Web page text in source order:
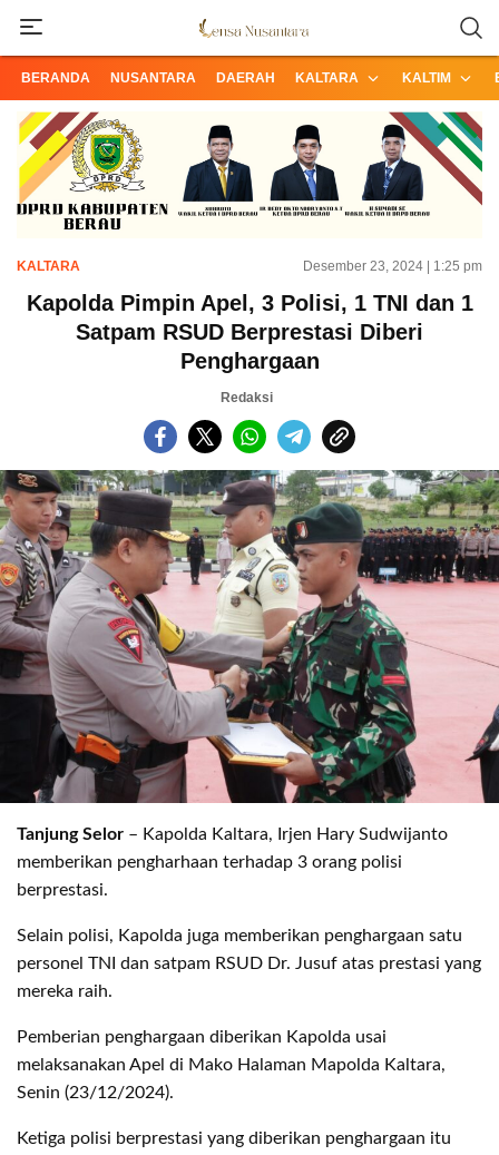
Lensa Nusantara
Informasi Terpercaya dari Nusantara
BERANDA NUSANTARA DAERAH KALTARA KALTIM
KALTARA Desember 23, 2024 | 1:25 pm
Kapolda Pimpin Apel, 3 Polisi, 1 TNI dan 1
Satpam RSUD Berprestasi Diberi
Penghargaan
Redaksi
Tanjung Selor – Kapolda Kaltara, Irjen Hary Sudwijanto
memberikan pengharhaan terhadap 3 orang polisi
berprestasi.
Selain polisi, Kapolda juga memberikan penghargaan satu
personel TNI dan satpam RSUD Dr. Jusuf atas prestasi yang
mereka raih.
Pemberian penghargaan diberikan Kapolda usai
melaksanakan Apel di Mako Halaman Mapolda Kaltara,
Senin (23/12/2024).
Ketiga polisi berprestasi yang diberikan penghargaan itu